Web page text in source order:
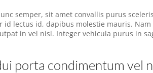
semper, sit amet convallis purus
id lectus id, dapibus molestie mauris.
in vel nisl. Integer vehicula purus in
porta condimentum vel